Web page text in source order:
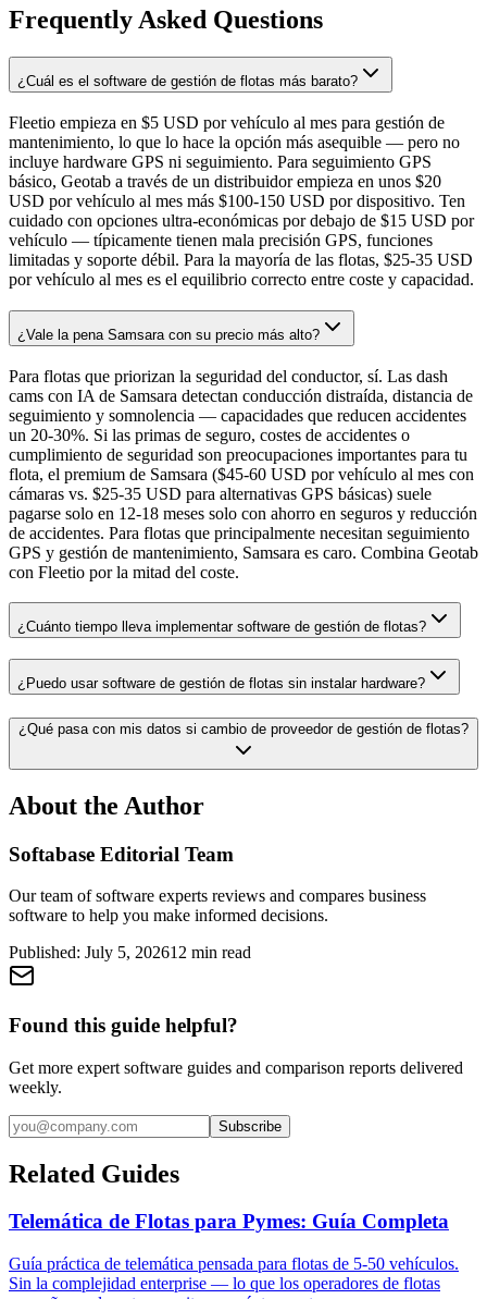
Frequently Asked Questions
¿Cuál es el software de gestión de flotas más barato?
Fleetio empieza en $5 USD por vehículo al mes para gestión de
mantenimiento, lo que lo hace la opción más asequible — pero no
incluye hardware GPS ni seguimiento. Para seguimiento GPS
básico, Geotab a través de un distribuidor empieza en unos $20
USD por vehículo al mes más $100-150 USD por dispositivo. Ten
cuidado con opciones ultra-económicas por debajo de $15 USD por
vehículo — típicamente tienen mala precisión GPS, funciones
limitadas y soporte débil. Para la mayoría de las flotas, $25-35 USD
por vehículo al mes es el equilibrio correcto entre coste y capacidad.
¿Vale la pena Samsara con su precio más alto?
Para flotas que priorizan la seguridad del conductor, sí. Las dash
cams con IA de Samsara detectan conducción distraída, distancia de
seguimiento y somnolencia — capacidades que reducen accidentes
un 20-30%. Si las primas de seguro, costes de accidentes o
cumplimiento de seguridad son preocupaciones importantes para tu
flota, el premium de Samsara ($45-60 USD por vehículo al mes con
cámaras vs. $25-35 USD para alternativas GPS básicas) suele
pagarse solo en 12-18 meses solo con ahorro en seguros y reducción
de accidentes. Para flotas que principalmente necesitan seguimiento
GPS y gestión de mantenimiento, Samsara es caro. Combina Geotab
con Fleetio por la mitad del coste.
¿Cuánto tiempo lleva implementar software de gestión de flotas?
¿Puedo usar software de gestión de flotas sin instalar hardware?
¿Qué pasa con mis datos si cambio de proveedor de gestión de flotas?
About the Author
Softabase Editorial Team
Our team of software experts reviews and compares business
software to help you make informed decisions.
Published: July 5, 202612 min read
Found this guide helpful?
Get more expert software guides and comparison reports delivered
weekly.
Subscribe
Related Guides
Telemática de Flotas para Pymes: Guía Completa
Guía práctica de telemática pensada para flotas de 5-50 vehículos.
Sin la complejidad enterprise — lo que los operadores de flotas